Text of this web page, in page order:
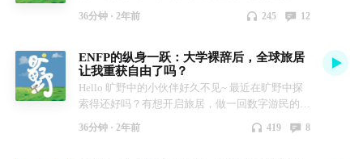
不幸福 00:05:16 17岁那年我第一次直面死亡，思
考生命的意义 00:07:40 在上海建立完学校后，送
症，第二天继续去给高管上课 00:20:31 给自己写
遗书的那一刻：我好像没有什么后悔的事情
00:24:34 成为了中国第一位设计人生教练
00:29:04 人生真的可以被设计出来吗？ 00:36:53
James 老师的奥德赛计划大公开！ 00:49:32 学员故
嘉宾介绍 王佳莹 - 资深创始人教练/高管教练，国
【进化人生】主播。 如果对教练学习和教练商业
化感兴趣的小伙伴，欢迎关注佳莹老师的播客：进
化人生 🩵本期亮点 02:58 兢兢业业工作5年累到去
医院检查：什么破班我不上了！ 09:31 35岁职场危
机让我开始思考转型 15:24 谋划1年，当第一次副
业月入10万时，我跟自己说：是时候了！ 16:16 自
进行精力管理的。精力管理不仅仅关乎于效率和自
一躺。慢下来，才能走得更远~ 本期对谈参考书籍
《精力管理》、《时间贫困》，干货满满 🩵嘉宾
介绍 Jessica (西卡）- 7年上海头部双语学校教师 ，
也是教师成长营的主理人。目前1人公司创业2
年，工作时间减半，收入翻倍 Freesia(西雅）- 外资
金融打工人，ICF体系国际教练认证中。远程工作
36分钟 · 2年前 245 12
ENFP的纵身一跃：大学裸辞后，全球旅居
让我重获自由了吗？
Hello 旷野中的小伙伴好久不见~ 最近在旷野中探
索得还好吗？有想开启旅居，做一回数字游民的朋
的教练伙伴 - 艾格，一位95后PCC教练。从大学裸
36分钟 · 2年前 419 8